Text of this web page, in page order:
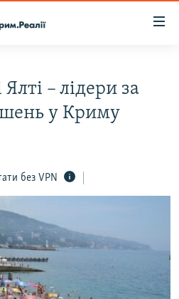
– лідери за
у Криму
без VPN